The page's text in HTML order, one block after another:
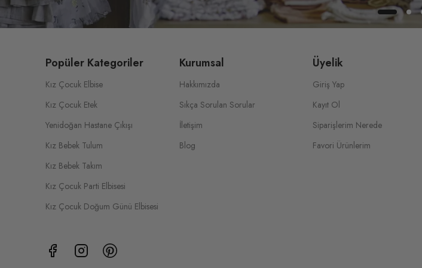
Popüler Kategoriler
Kız Çocuk Elbise
Kız Çocuk Etek
Yenidoğan Hastane Çıkışı
Kız Bebek Tulum
Kız Bebek Takım
Kız Çocuk Parti Elbisesi
Kız Çocuk Doğum Günü Elbisesi
Kurumsal
Hakkımızda
Sıkça Sorulan Sorular
İletişim
Blog
Üyelik
Giriş Yap
Kayıt Ol
Siparişlerim Nerede
Favori Ürünlerim